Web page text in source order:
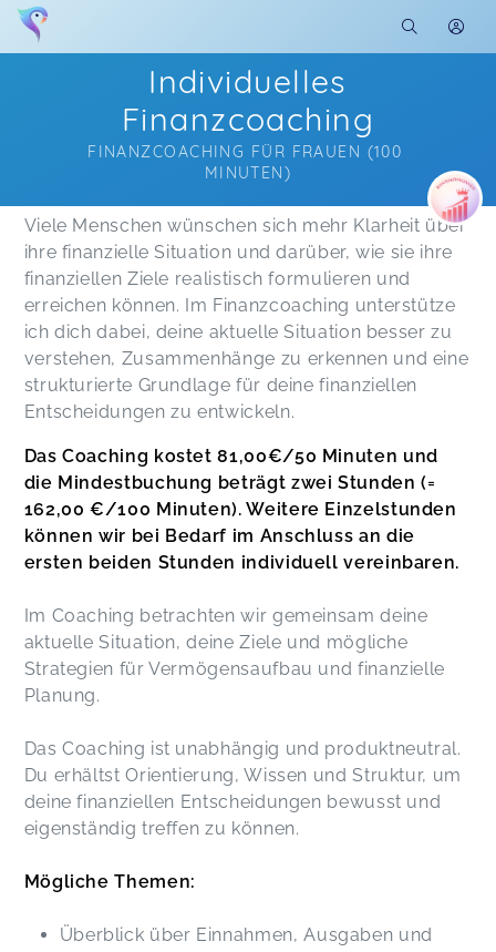
Individuelles
Finanzcoaching
FINANZCOACHING FÜR FRAUEN (100
MINUTEN)
Soon you will learn more about me here...
Viele Menschen wünschen sich mehr Klarheit über
ihre finanzielle Situation und darüber, wie sie ihre
finanziellen Ziele realistisch formulieren und
erreichen können. Im Finanzcoaching unterstütze
ich dich dabei, deine aktuelle Situation besser zu
verstehen, Zusammenhänge zu erkennen und eine
strukturierte Grundlage für deine finanziellen
Entscheidungen zu entwickeln.
Das Coaching kostet 81,00€/50 Minuten und
die Mindestbuchung beträgt zwei Stunden (=
162,00 €/100 Minuten). Weitere Einzelstunden
können wir bei Bedarf im Anschluss an die
ersten beiden Stunden individuell vereinbaren.
Im Coaching betrachten wir gemeinsam deine
aktuelle Situation, deine Ziele und mögliche
Strategien für Vermögensaufbau und finanzielle
Planung.
Das Coaching ist unabhängig und produktneutral.
Du erhältst Orientierung, Wissen und Struktur, um
deine finanziellen Entscheidungen bewusst und
eigenständig treffen zu können.
Mögliche Themen:
Überblick über Einnahmen, Ausgaben und